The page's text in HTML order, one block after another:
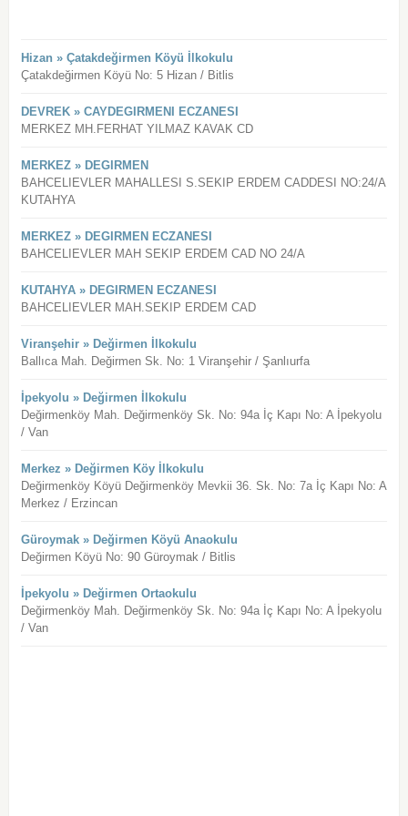
Hizan » Çatakdeğirmen Köyü İlkokulu
Çatakdeğirmen Köyü No: 5 Hizan / Bitlis
DEVREK » CAYDEGIRMENI ECZANESI
MERKEZ MH.FERHAT YILMAZ KAVAK CD
MERKEZ » DEGIRMEN
BAHCELIEVLER MAHALLESI S.SEKIP ERDEM CADDESI NO:24/A
KUTAHYA
MERKEZ » DEGIRMEN ECZANESI
BAHCELIEVLER MAH SEKIP ERDEM CAD NO 24/A
KUTAHYA » DEGIRMEN ECZANESI
BAHCELIEVLER MAH.SEKIP ERDEM CAD
Viranşehir » Değirmen İlkokulu
Ballıca Mah. Değirmen Sk. No: 1 Viranşehir / Şanlıurfa
İpekyolu » Değirmen İlkokulu
Değirmenköy Mah. Değirmenköy Sk. No: 94a İç Kapı No: A İpekyolu
/ Van
Merkez » Değirmen Köy İlkokulu
Değirmenköy Köyü Değirmenköy Mevkii 36. Sk. No: 7a İç Kapı No: A
Merkez / Erzincan
Güroymak » Değirmen Köyü Anaokulu
Değirmen Köyü No: 90 Güroymak / Bitlis
İpekyolu » Değirmen Ortaokulu
Değirmenköy Mah. Değirmenköy Sk. No: 94a İç Kapı No: A İpekyolu
/ Van